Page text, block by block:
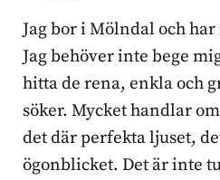
Jag bor i Mölndal och
Jag behöver inte bege
hitta de rena, enkla och
söker. Mycket handlar
det där perfekta ljuset,
ögonblicket. Det är inte